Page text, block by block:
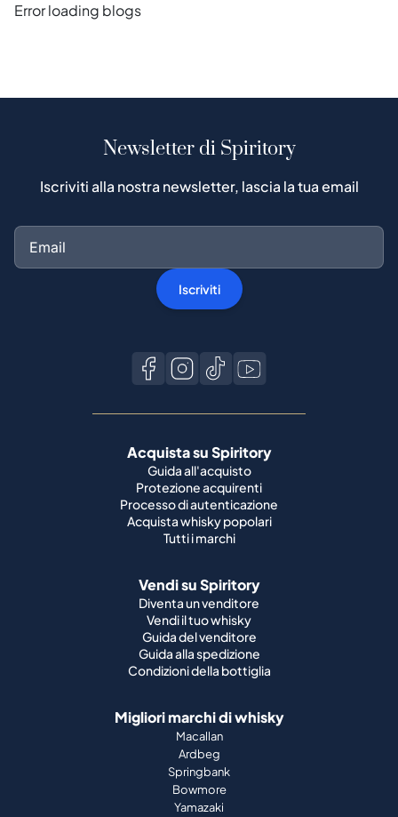
Error loading blogs
Newsletter di Spiritory
Iscriviti alla nostra newsletter, lascia la tua email
Iscriviti
Acquista su Spiritory
Guida all'acquisto
Protezione acquirenti
Processo di autenticazione
Acquista whisky popolari
Tutti i marchi
Vendi su Spiritory
Diventa un venditore
Vendi il tuo whisky
Guida del venditore
Guida alla spedizione
Condizioni della bottiglia
Migliori marchi di whisky
Macallan
Ardbeg
Springbank
Bowmore
Yamazaki